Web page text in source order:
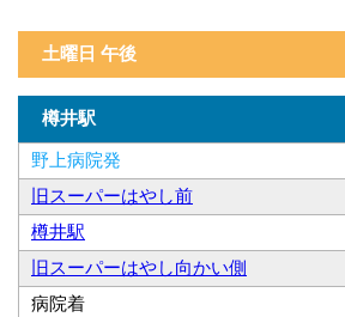
土曜日 午後
樽井駅
野上病院発
旧スーパーはやし前
樽井駅
旧スーパーはやし向かい側
病院着